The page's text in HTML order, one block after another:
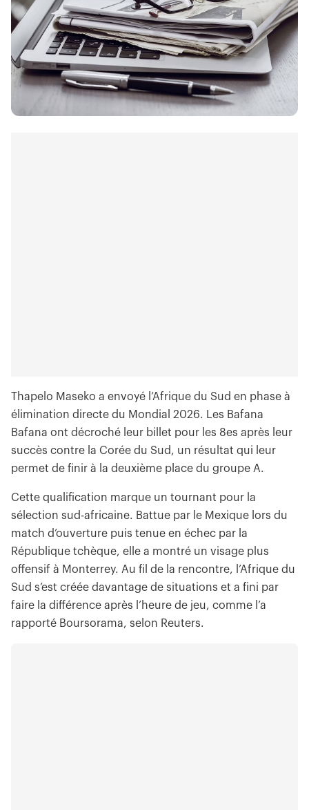
Thapelo Maseko a envoyé l’Afrique du Sud en phase à
élimination directe du Mondial 2026. Les Bafana
Bafana ont décroché leur billet pour les 8es après leur
succès contre la Corée du Sud, un résultat qui leur
permet de finir à la deuxième place du groupe A.
Cette qualification marque un tournant pour la
sélection sud-africaine. Battue par le Mexique lors du
match d’ouverture puis tenue en échec par la
République tchèque, elle a montré un visage plus
offensif à Monterrey. Au fil de la rencontre, l’Afrique du
Sud s’est créée davantage de situations et a fini par
faire la différence après l’heure de jeu, comme l’a
rapporté Boursorama, selon Reuters.